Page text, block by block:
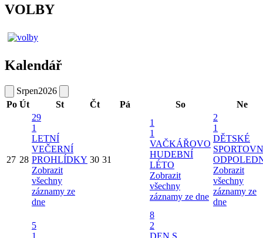
VOLBY
Kalendář
Srpen2026
Po Út St Čt Pá So Ne
27 28
29
1
LETNÍ
VEČERNÍ
PROHLÍDKY
Zobrazit
všechny
záznamy ze
dne
30 31
1
1
VAČKÁŘOVO
HUDEBNÍ
LÉTO
Zobrazit
všechny
záznamy ze dne
2
1
DĚTSKÉ
Zobrazit
všechny
záznamy ze
dne
5
1
8
2
DEN S